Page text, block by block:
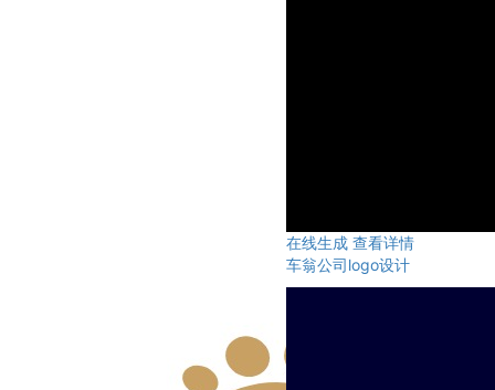
在线生成 查看详情
车翁公司logo设计